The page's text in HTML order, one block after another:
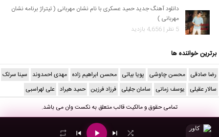
دانلود آهنگ جدید حمید عسکری با نام نشان مهربانی ( تیتراژ برنامه نشان
مهربانی )
5 نظر | 4,656 بازدید
برترین خواننده ها
رضا صادقی محسن چاوشی پویا بیاتی محسن ابراهیم زاده مهدی احمدوند سینا سرلک
سالار عقیلی یوسف زمانی سامان جلیلی فرزاد فرزین حمید هیراد علی لهراسبی
تمامی حقوق و مالکیت قالب متعلق بهنکست وانمی باشد.